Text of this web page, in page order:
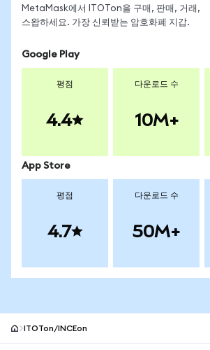
MetaMask에서 ITOTon을 구매, 판매, 거래,
스왑하세요. 가장 신뢰받는 암호화폐 지갑.
Google Play
평점
4.4
다운로드 수
10M+
App Store
평점
4.7
다운로드 수
50M+
ITOTon/INCEon